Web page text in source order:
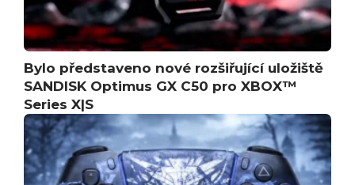
Bylo představeno nové rozšiřující uložiště
SANDISK Optimus GX C50 pro XBOX™
Series X|S